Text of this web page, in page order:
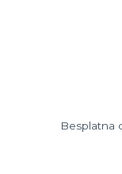
Besplatna